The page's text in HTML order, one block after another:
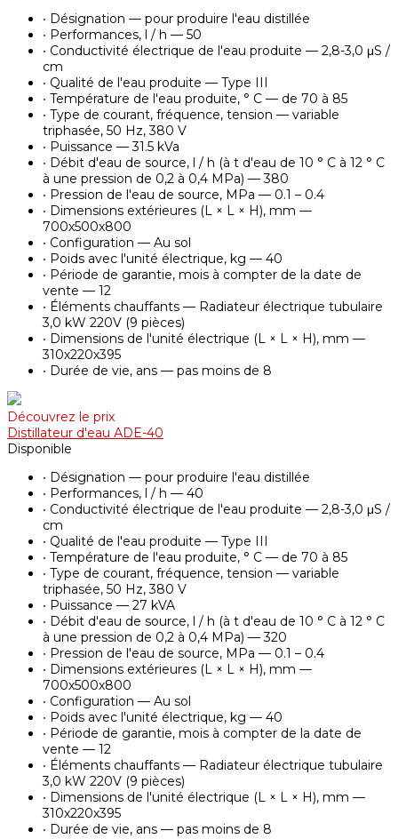
• Désignation — pour produire l'eau distillée
• Performances, l / h — 50
• Conductivité électrique de l'eau produite — 2,8-3,0 μS /
cm
• Qualité de l'eau produite — Type III
• Température de l'eau produite, ° С — de 70 à 85
• Type de courant, fréquence, tension — variable
triphasée, 50 Hz, 380 V
• Puissance — 31.5 kVa
• Débit d'eau de source, l / h (à t d'eau de 10 ° С à 12 ° С
à une pression de 0,2 à 0,4 MPa) — 380
• Pression de l'eau de source, MPa — 0.1 – 0.4
• Dimensions extérieures (L × L × H), mm —
700х500х800
• Configuration — Au sol
• Poids avec l'unité électrique, kg — 40
• Période de garantie, mois à compter de la date de
vente — 12
• Éléments chauffants — Radiateur électrique tubulaire
3,0 kW 220V (9 pièces)
• Dimensions de l'unité électrique (L × L × H), mm —
310х220х395
• Durée de vie, ans — pas moins de 8
Découvrez le prix
Distillateur d'eau АDE-40
Disponible
• Désignation — pour produire l'eau distillée
• Performances, l / h — 40
• Conductivité électrique de l'eau produite — 2,8-3,0 μS /
cm
• Qualité de l'eau produite — Type III
• Température de l'eau produite, ° С — de 70 à 85
• Type de courant, fréquence, tension — variable
triphasée, 50 Hz, 380 V
• Puissance — 27 kVA
• Débit d'eau de source, l / h (à t d'eau de 10 ° С à 12 ° С
à une pression de 0,2 à 0,4 MPa) — 320
• Pression de l'eau de source, MPa — 0.1 – 0.4
• Dimensions extérieures (L × L × H), mm —
700х500х800
• Configuration — Au sol
• Poids avec l'unité électrique, kg — 40
• Période de garantie, mois à compter de la date de
vente — 12
• Éléments chauffants — Radiateur électrique tubulaire
3,0 kW 220V (9 pièces)
• Dimensions de l'unité électrique (L × L × H), mm —
310х220х395
• Durée de vie, ans — pas moins de 8